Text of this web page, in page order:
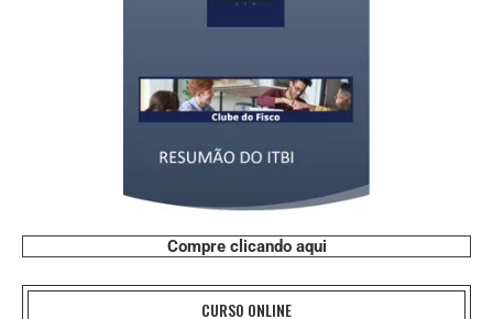
Compre clicando aqui
CURSO ONLINE